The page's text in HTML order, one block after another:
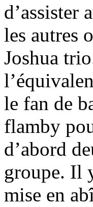
d’assister
les autres
Joshua
le fan de
flamby
d’abord
groupe. Il
mise en